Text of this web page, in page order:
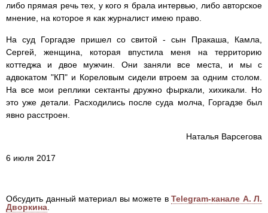
либо прямая речь тех, у кого я брала интервью, либо авторское
мнение, на которое я как журналист имею право.
На суд Горгадзе пришел со свитой - сын Пракаша, Камла,
Сергей, женщина, которая впустила меня на территорию
коттеджа и двое мужчин. Они заняли все места, и мы с
адвокатом "КП" и Кореловым сидели втроем за одним столом.
На все мои реплики сектанты дружно фыркали, хихикали. Но
это уже детали. Расходились после суда молча, Горгадзе был
явно расстроен.
Наталья Варсегова
6 июля 2017
Обсудить данный материал вы можете в Telegram-канале А. Л.
Дворкина.